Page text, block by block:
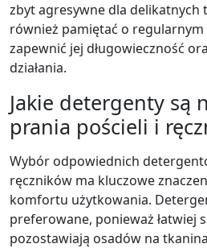
zbyt agresywne dla delikatnych
również pamiętać o regularnym
zapewnić jej długowieczność
działania.
Jakie detergenty są
prania pościeli i
Wybór odpowiednich
ręczników ma kluczowe
komfortu użytkowania.
preferowane, ponieważ łatwiej
pozostawiają osadów na